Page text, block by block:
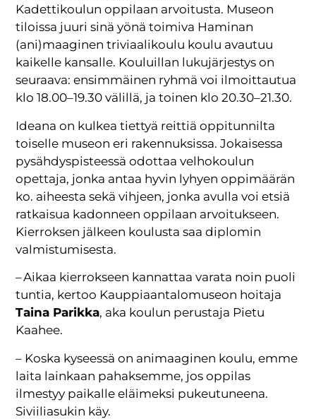
Kadettikoulun oppilaan arvoitusta. Museon
tiloissa juuri sinä yönä toimiva Haminan
(ani)maaginen triviaalikoulu koulu avautuu
kaikelle kansalle. Kouluillan lukujärjestys on
seuraava: ensimmäinen ryhmä voi ilmoittautua
klo 18.00–19.30 välillä, ja toinen klo 20.30–21.30.
Ideana on kulkea tiettyä reittiä oppitunnilta
toiselle museon eri rakennuksissa. Jokaisessa
pysähdyspisteessä odottaa velhokoulun
opettaja, jonka antaa hyvin lyhyen oppimäärän
ko. aiheesta sekä vihjeen, jonka avulla voi etsiä
ratkaisua kadonneen oppilaan arvoitukseen.
Kierroksen jälkeen koulusta saa diplomin
valmistumisesta.
– Aikaa kierrokseen kannattaa varata noin puoli
tuntia, kertoo Kauppiaantalomuseon hoitaja
Taina Parikka, aka koulun perustaja Pietu
Kaahee.
– Koska kyseessä on animaaginen koulu, emme
laita lainkaan pahaksemme, jos oppilas
ilmestyy paikalle eläimeksi pukeutuneena.
Siviiliasukin käy.